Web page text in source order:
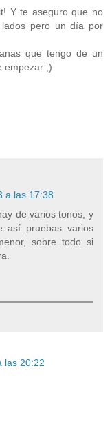
Y te aseguro que no
pero un día por
que tengo de un
empezar ;)
a las 17:38
de varios tonos, y
así pruebas varios
sobre todo si
las 20:22